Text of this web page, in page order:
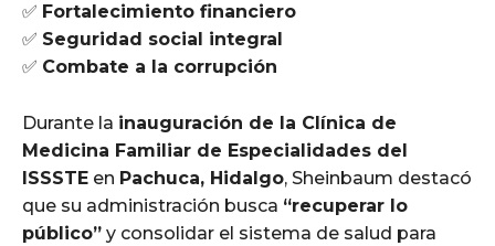
✅ Fortalecimiento financiero
✅ Seguridad social integral
✅ Combate a la corrupción
Durante la inauguración de la Clínica de
Medicina Familiar de Especialidades del
ISSSTE en Pachuca, Hidalgo, Sheinbaum destacó
que su administración busca “recuperar lo
público” y consolidar el sistema de salud para